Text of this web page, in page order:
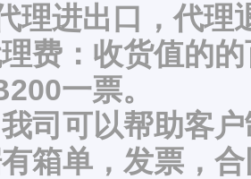
理进出口，代理
费：收货值的
一票。
司可以帮助客
箱单，发票，